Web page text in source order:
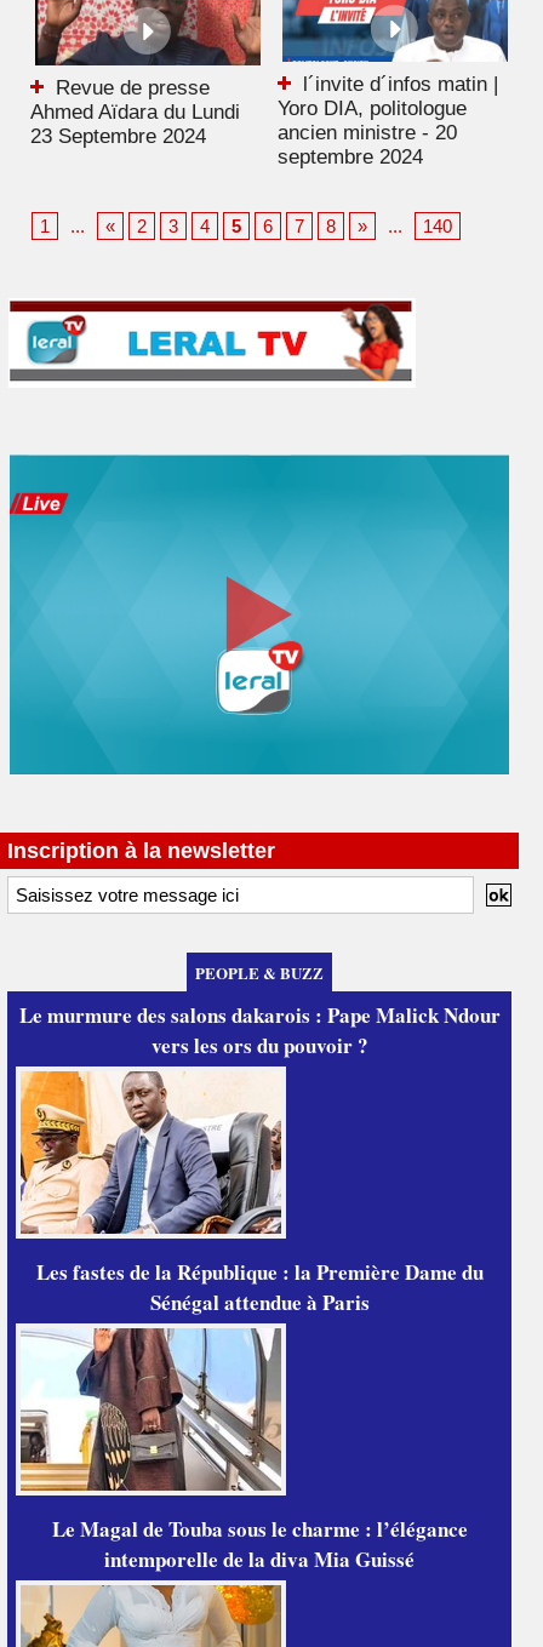
Revue de presse
Ahmed Aïdara du Lundi
23 Septembre 2024
l´invite d´infos matin |
Yoro DIA, politologue
ancien ministre - 20
septembre 2024
1 ... « 2 3 4 5 6 7 8 » ... 140
Inscription à la newsletter
PEOPLE & BUZZ
Le murmure des salons dakarois : Pape Malick Ndour
vers les ors du pouvoir ?
Les fastes de la République : la Première Dame du
Sénégal attendue à Paris
Le Magal de Touba sous le charme : l’élégance
intemporelle de la diva Mia Guissé